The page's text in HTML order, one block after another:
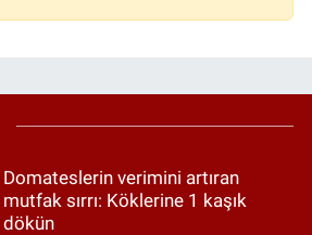
Domateslerin verimini artıran
mutfak sırrı: Köklerine 1 kaşık
dökün